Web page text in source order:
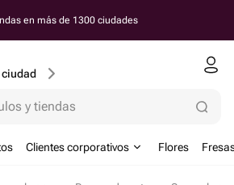
en más de 1300 ciudades
y tiendas
Clientes corporativos Flores